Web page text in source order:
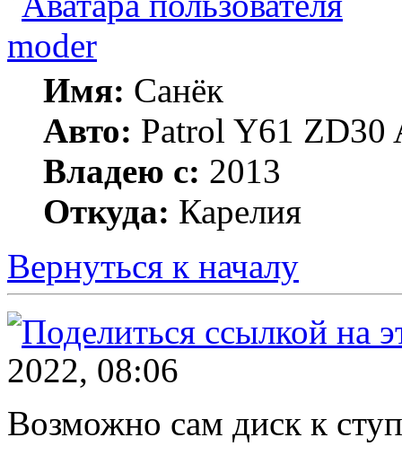
moder
Имя: Санёк
Авто: Patrol Y61 ZD30
Владею с: 2013
Откуда: Карелия
Вернуться к началу
2022, 08:06
Возможно сам диск к